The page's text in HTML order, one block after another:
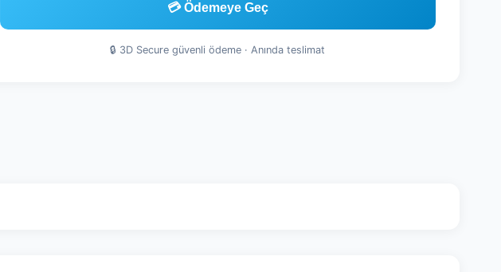
💳 Ödemeye Geç
🔒 3D Secure güvenli ödeme · Anında teslimat